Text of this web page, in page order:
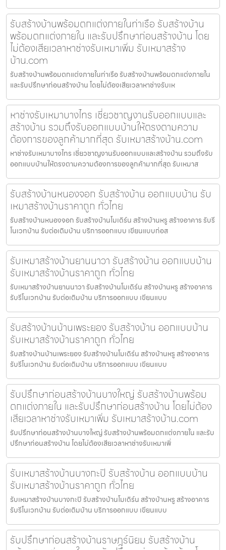
รับสร้างบ้านพร้อมตกแต่งภายในท่าเรือ รับสร้างบ้าน
พร้อมตกแต่งภายใน และรับปรึกษาก่อนสร้างบ้าน โดย
ไม่ต้องเสียเวลาหาช่างรับเหมาเพิ่ม รับเหมาสร้าง
บ้าน.com
รับสร้างบ้านพร้อมตกแต่งภายในท่าเรือ รับสร้างบ้านพร้อมตกแต่งภายใน
และรับปรึกษาก่อนสร้างบ้าน โดยไม่ต้องเสียเวลาหาช่างรับเห
หาช่างรับเหมาบางไทร เชี่ยวชาญงานรับออกแบบและ
สร้างบ้าน รวมถึงรับออกแบบบ้านให้ตรงตามความ
ต้องการของลูกค้ามากที่สุด รับเหมาสร้างบ้าน.com
หาช่างรับเหมาบางไทร เชี่ยวชาญงานรับออกแบบและสร้างบ้าน รวมถึงรับ
ออกแบบบ้านให้ตรงตามความต้องการของลูกค้ามากที่สุด รับเหมาส
รับสร้างบ้านหนองจอก รับสร้างบ้าน ออกแบบบ้าน รับ
เหมาสร้างบ้านราคาถูก ทั่วไทย
รับสร้างบ้านหนองจอก รับสร้างบ้านโมเดิร์น สร้างบ้านหรู สร้างอาคาร รับรี
โนเวทบ้าน รับต่อเติมบ้าน บริการออกแบบ เขียนแบบก่อส
รับเหมาสร้างบ้านยานนาวา รับสร้างบ้าน ออกแบบบ้าน
รับเหมาสร้างบ้านราคาถูก ทั่วไทย
รับเหมาสร้างบ้านยานนาวา รับสร้างบ้านโมเดิร์น สร้างบ้านหรู สร้างอาคาร
รับรีโนเวทบ้าน รับต่อเติมบ้าน บริการออกแบบ เขียนแบบ
รับสร้างบ้านบ้านเพระยอง รับสร้างบ้าน ออกแบบบ้าน
รับเหมาสร้างบ้านราคาถูก ทั่วไทย
รับสร้างบ้านบ้านเพระยอง รับสร้างบ้านโมเดิร์น สร้างบ้านหรู สร้างอาคาร
รับรีโนเวทบ้าน รับต่อเติมบ้าน บริการออกแบบ เขียนแบบ
รับปรึกษาก่อนสร้างบ้านบางใหญ่ รับสร้างบ้านพร้อม
ตกแต่งภายใน และรับปรึกษาก่อนสร้างบ้าน โดยไม่ต้อง
เสียเวลาหาช่างรับเหมาเพิ่ม รับเหมาสร้างบ้าน.com
รับปรึกษาก่อนสร้างบ้านบางใหญ่ รับสร้างบ้านพร้อมตกแต่งภายใน และรับ
ปรึกษาก่อนสร้างบ้าน โดยไม่ต้องเสียเวลาหาช่างรับเหมาเพิ่
รับเหมาสร้างบ้านบางกะปิ รับสร้างบ้าน ออกแบบบ้าน
รับเหมาสร้างบ้านราคาถูก ทั่วไทย
รับเหมาสร้างบ้านบางกะปิ รับสร้างบ้านโมเดิร์น สร้างบ้านหรู สร้างอาคาร
รับรีโนเวทบ้าน รับต่อเติมบ้าน บริการออกแบบ เขียนแบบ
รับปรึกษาก่อนสร้างบ้านราษฎร์นิยม รับสร้างบ้าน